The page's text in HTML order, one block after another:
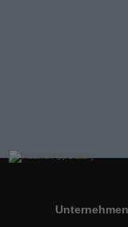
Unternehmen